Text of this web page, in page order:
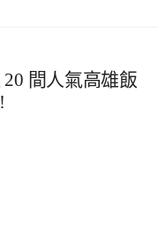
20 間人氣高雄飯